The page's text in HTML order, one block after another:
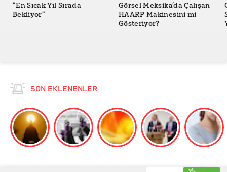
"En Sıcak Yıl Sırada
Bekliyor"
Görsel Meksika’da Çalışan
HAARP Makinesini mi
Gösteriyor?
SON EKLENENLER